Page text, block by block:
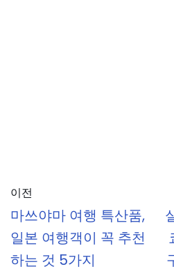
이전
마쓰야마 여행 특산품,
일본 여행객이 꼭 추천
하는 것 5가지